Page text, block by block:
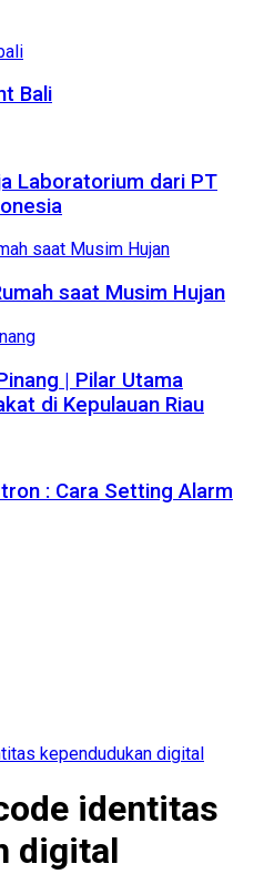
Bali
Laboratorium dari PT
saat Musim Hujan
| Pilar Utama
di Kepulauan Riau
: Cara Setting Alarm
kependudukan digital
identitas
digital